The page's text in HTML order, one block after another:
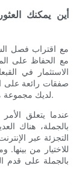
أين يمكنك
مع اقتراب فصل
مع الحفاظ على
الاستثمار في
صفقات رائعة على
لديك مجموعة متنوعة من الخيارات للاختيار من بينها طوال الموسم.
عندما يتعلق
بالجملة، هناك
التجزئة عبر
للاختيار من
بالجملة على قدم